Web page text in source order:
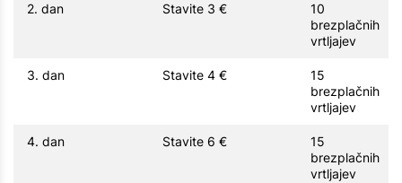
2. dan Stavite 3 €
10
brezplačnih
vrtljajev
3. dan Stavite 4 €
15
brezplačnih
vrtljajev
4. dan Stavite 6 €
15
brezplačnih
vrtljajev